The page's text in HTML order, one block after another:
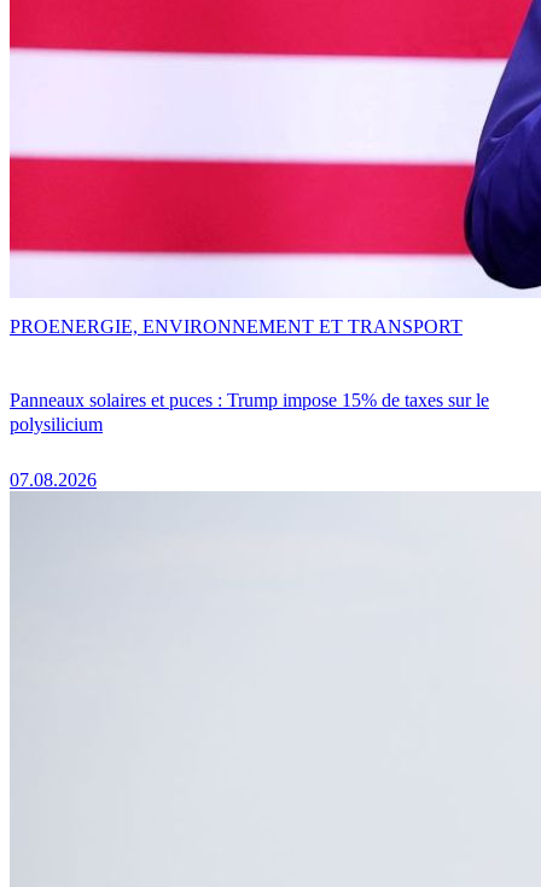
Panneaux solaires et puces : Trump impose 15% de taxes sur le
polysilicium
07.08.2026
PROENERGIE, ENVIRONNEMENT ET TRANSPORT